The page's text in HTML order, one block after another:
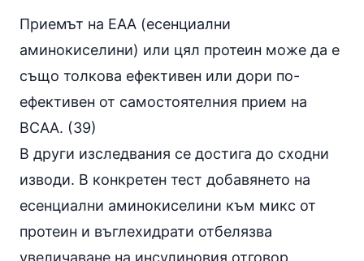
Приемът на ЕАА (есенциални
аминокиселини) или цял протеин може да е
също толкова ефективен или дори по-
ефективен от самостоятелния прием на
BCAA. (39)
В други изследвания се достига до сходни
изводи. В конкретен тест добавянето на
есенциални аминокиселини към микс от
протеин и въглехидрати отбелязва
увеличаване на инсулиновия отговор.